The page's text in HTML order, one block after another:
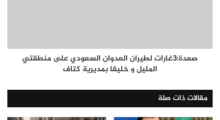
صعدة:3غارات لطيران العدوان السعودي على منطقتي
المليل و خليقا بمديرية كتاف
مقالات ذات صلة